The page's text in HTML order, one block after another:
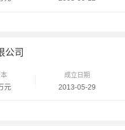
公司
元
成立日期
2013-05-29